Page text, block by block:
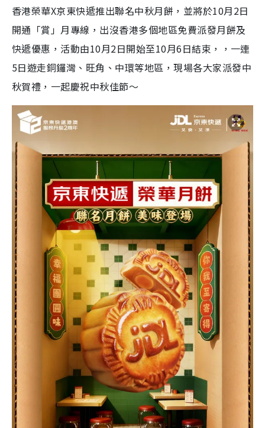
香港榮華X京東快遞推出聯名中秋月餅，並將於10月2日
開通「賞」月專線，出沒香港多個地區免費派發月餅及
快遞優惠，活動由10月2日開始至10月6日結束，，一連
5日遊走銅鑼灣、旺角、中環等地區，現場各大家派發中
秋賀禮，一起慶祝中秋佳節～